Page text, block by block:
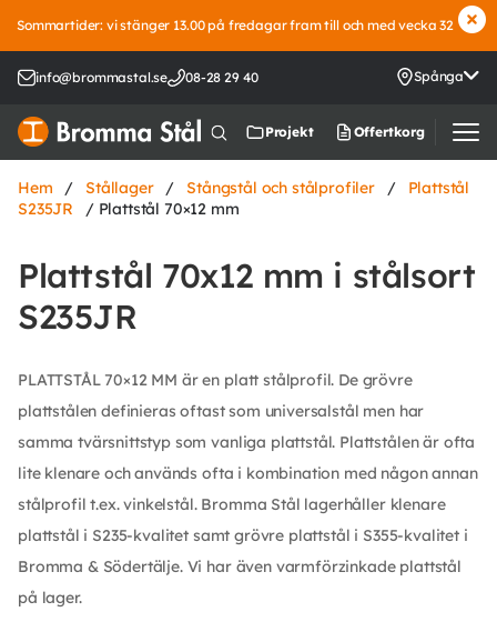
Sommartider: vi stänger 13.00 på fredagar fram till och med vecka 32
info@brommastal.se 08-28 29 40 Spånga
Projekt Offertkorg
Hem / Stållager / Stångstål och stålprofiler /
Plattstål
S235JR
/ Plattstål 70×12 mm
Plattstål 70x12 mm i stålsort
S235JR
PLATTSTÅL 70×12 MM är en platt stålprofil. De grövre
plattstålen definieras oftast som universalstål men har
samma tvärsnittstyp som vanliga plattstål. Plattstålen är ofta
lite klenare och används ofta i kombination med någon annan
stålprofil t.ex. vinkelstål. Bromma Stål lagerhåller klenare
plattstål i S235-kvalitet samt grövre plattstål i S355-kvalitet i
Bromma & Södertälje. Vi har även varmförzinkade plattstål
på lager.